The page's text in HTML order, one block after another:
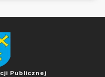
Publicznej